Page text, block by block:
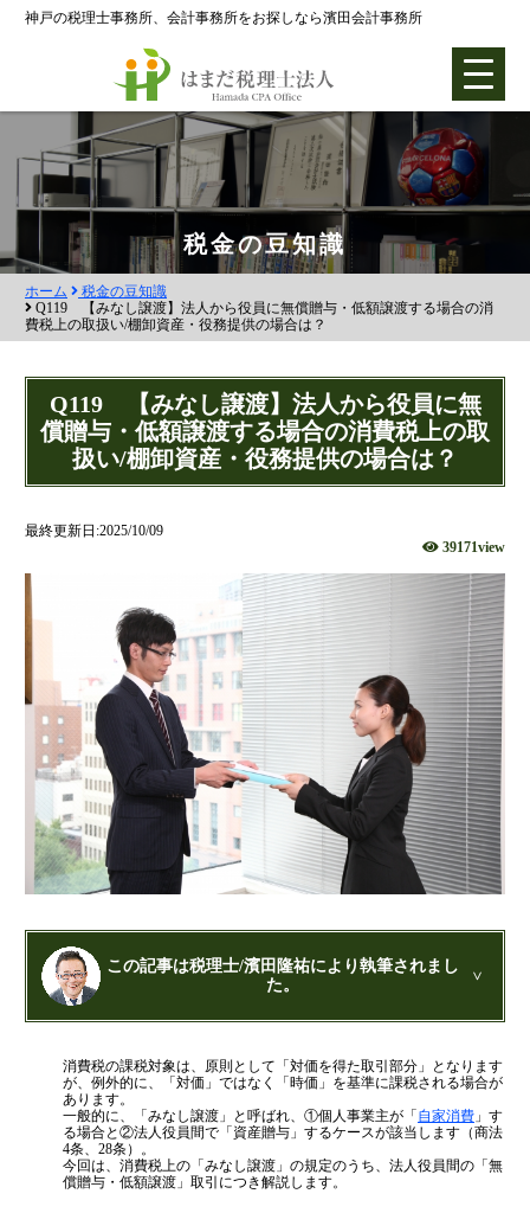
神戸の税理士事務所、会計事務所をお探しなら濱田会計事務所
ホーム
各種支援業務
会社設立0円プラン
株式会社設立
合同会社設立
当事務所に依頼するメリット
経営革新計画取得支援
経営革新計画の内容
計画を立てることで見えてくるもの
承認のメリット
承認要件
留意事項
当税理士法人のサービス
資金調達支援
融資による資金調達について
金融機関の融資のポイント
金融機関から調達するメリットとデメリット
VCによる資金調達
料金案内
税金の豆知識
ホーム
税金の豆知識
Q119 【みなし譲渡】法人から役員に無償贈与・低額譲渡する場合の消
費税上の取扱い/棚卸資産・役務提供の場合は？
Q119 【みなし譲渡】法人から役員に無
償贈与・低額譲渡する場合の消費税上の取
扱い/棚卸資産・役務提供の場合は？
最終更新日:2025/10/09
39171view
この記事は税理士/濱田隆祐により執筆されまし
た。
はまだ税理士法人の代表税理士
近畿税理士会 神戸支部：登録番号121899
日本公認会計士協会 兵庫会： 登録番号17074
兵庫県行政書士会：登録番号19300373
1973年生まれ、大阪府豊中市出身
あずさ監査法人出身
消費税の課税対象は、原則として「対価を得た取引部分」となります
が、例外的に、「対価」ではなく「時価」を基準に課税される場合が
あります。
一般的に、「みなし譲渡」と呼ばれ、①個人事業主が「自家消費 」す
る場合と②法人役員間で「資産贈与」するケースが該当します（商法
4条、28条）。
今回は、消費税上の「みなし譲渡」の規定のうち、法人役員間の「無
償贈与・低額譲渡」取引につき解説します。